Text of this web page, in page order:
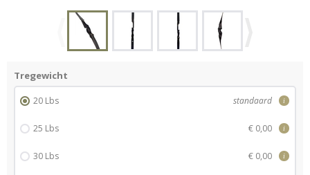
Tregewicht
20 Lbs standaard i
25 Lbs € 0,00 i
30 Lbs € 0,00 i